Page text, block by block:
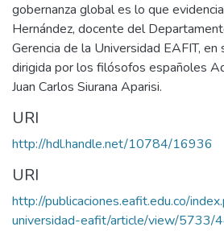
gobernanza global es lo que
Hernández, docente del
Gerencia de la Universidad EAFIT,
dirigida por los filósofos españoles
Juan Carlos Siurana Aparisi.
URI
http://hdl.handle.net/10784/16936
URI
http://publicaciones.eafit.edu.co/
universidad-eafit/article/view/5733/